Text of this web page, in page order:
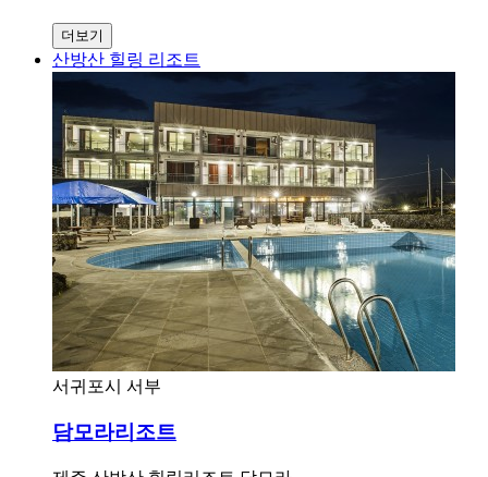
더보기
산방산 힐링 리조트
서귀포시 서부
담모라리조트